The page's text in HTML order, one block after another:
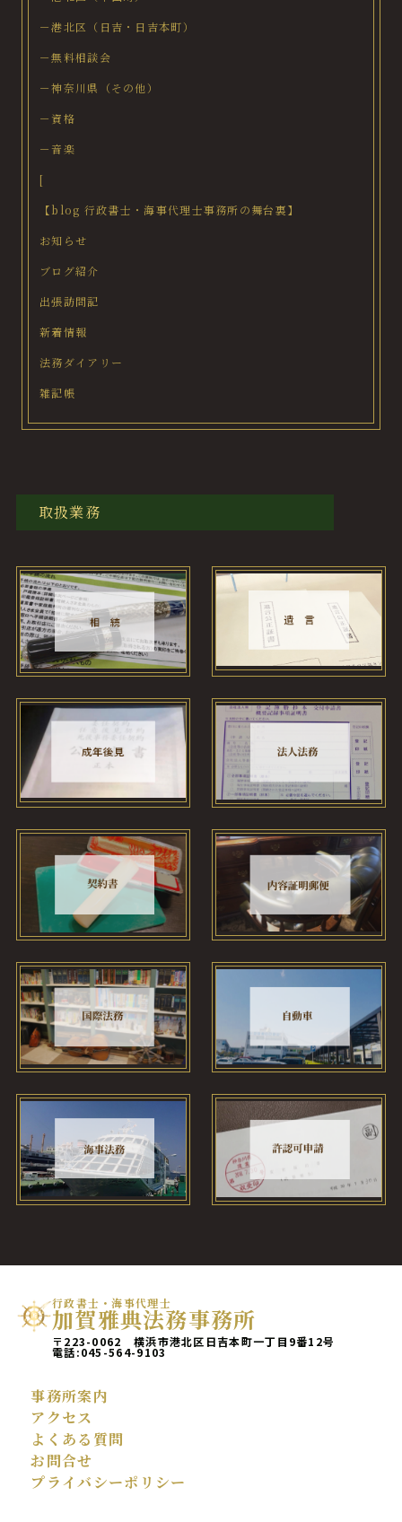
－港北区（日吉・日吉本町）
－無料相談会
－神奈川県（その他）
－資格
－音楽
[
【blog 行政書士・海事代理士事務所の舞台裏】
お知らせ
ブログ紹介
出張訪問記
新着情報
法務ダイアリー
雑記帳
取扱業務
行政書士・海事代理士
加賀雅典法務事務所
〒223-0062 横浜市港北区日吉本町一丁目9番12号
電話:045-564-9103
事務所案内
アクセス
よくある質問
お問合せ
プライバシーポリシー